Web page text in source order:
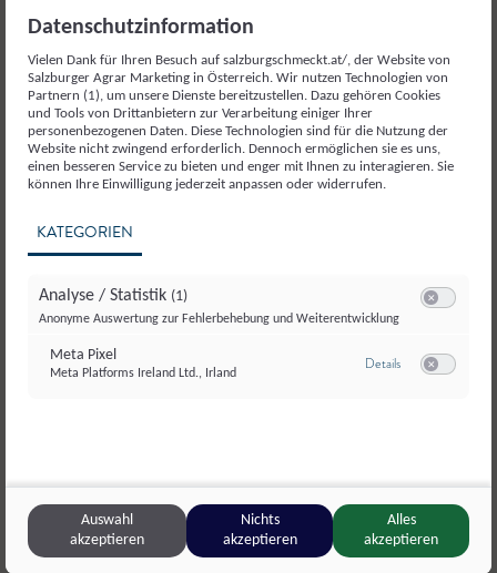
Kernbauer & Kernei’s Mostheuriger,Anthering
Schweinfleisch
Biohof
Datenschutzinformation
Vielen Dank für Ihren Besuch auf salzburgschmeckt.at/, der Website von
Salzburger Agrar Marketing in Österreich. Wir nutzen Technologien von
Partnern (1), um unsere Dienste bereitzustellen. Dazu gehören Cookies
und Tools von Drittanbietern zur Verarbeitung einiger Ihrer
personenbezogenen Daten. Diese Technologien sind für die Nutzung der
Website nicht zwingend erforderlich. Dennoch ermöglichen sie es uns,
einen besseren Service zu bieten und enger mit Ihnen zu interagieren. Sie
können Ihre Einwilligung jederzeit anpassen oder widerrufen.
KATEGORIEN
Analyse / Statistik (1)
Anonyme Auswertung zur Fehlerbehebung und Weiterentwicklung
Meta Pixel
Meta Platforms Ireland Ltd., Irland
Detailszu Meta Pixel
Auswahl
akzeptieren
Nichts
akzeptieren
Alles
akzeptieren